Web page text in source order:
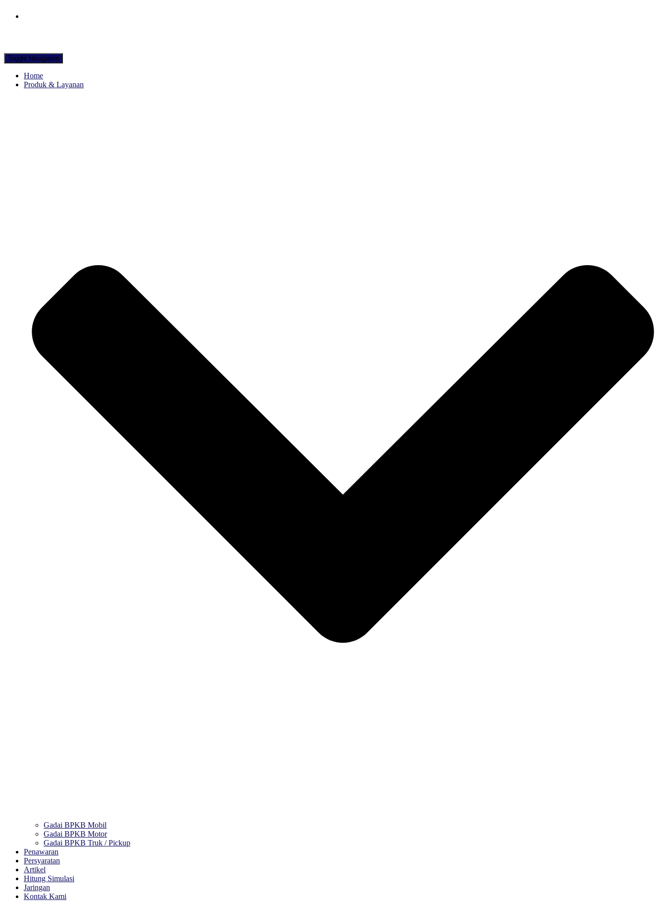
Toggle Navigation
Home
Produk & Layanan
Gadai BPKB Mobil
Gadai BPKB Motor
Gadai BPKB Truk / Pickup
Penawaran
Persyaratan
Artikel
Hitung Simulasi
Jaringan
Kontak Kami